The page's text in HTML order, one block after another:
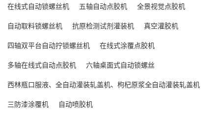
在线式自动锁螺丝机
五轴自动点胶机
全景视觉点胶机
自动取料锁螺丝机
抗原检测试剂灌装机
真空灌胶机
四轴双平台自动拧锁螺丝机
在线式涂覆点胶机
多轴在线式自动点胶机
六轴桌面式自动锁螺丝
西林瓶口服液、全自动灌装轧盖机、枸杞原浆全自动灌装轧盖机
三防漆涂覆机
自动喷胶机